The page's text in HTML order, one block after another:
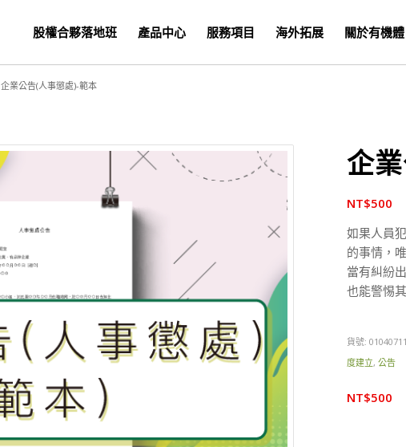
股權合夥落地班 產品中心 服務項目 海外拓展 關於有機體
企業公告(人事懲處)-範本
企
NT$500
如果人員
的事情，
當有糾紛
也能警惕
貨號:
度建立, 公告
NT$500